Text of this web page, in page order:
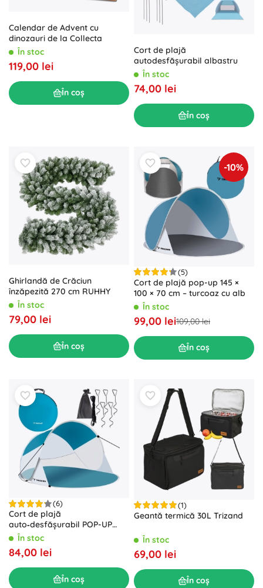
Calendar de Advent cu
dinozauri de la Collecta
În stoc
119,00 lei
În coș
Cort de plajă
autodesfășurabil albastru
În stoc
74,00 lei
În coș
Ghirlandă de Crăciun
înzăpezită 270 cm RUHHY
În stoc
79,00 lei
În coș
-10%
(5)
Cort de plajă pop-up 145 ×
100 × 70 cm – turcoaz cu alb
În stoc
99,00 lei109,00 lei
În coș
(6)
Cort de plajă
auto‑desfășurabil POP-UP
TRIZAND 190 × 120 × 90 cm cu
plasă contra insectelor
În stoc
84,00 lei
În coș
(1)
Geantă termică 30L Trizand
În stoc
69,00 lei
În coș